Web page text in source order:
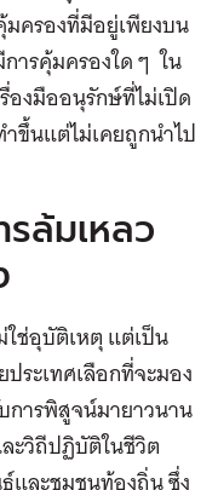
ครองที่มีอยู่เพียงบน
ารคุ้มครองใด ๆ ใน
องมืออนุรักษ์ที่ไม่เปิด
ขึ้นแต่ไม่เคยถูกนำไป
ล้มเหลว
ใช่อุบัติเหตุ แต่เป็น
ระเทศเลือกที่จะมอง
ารพิสูจน์มายาวนาน
ะวิถีปฏิบัติในชีวิต
และชุมชนท้องถิ่น ซึ่ง